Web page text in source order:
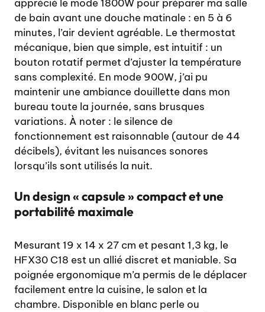
apprécié le mode 1800W pour préparer ma salle
de bain avant une douche matinale : en 5 à 6
minutes, l’air devient agréable. Le thermostat
mécanique, bien que simple, est intuitif : un
bouton rotatif permet d’ajuster la température
sans complexité. En mode 900W, j’ai pu
maintenir une ambiance douillette dans mon
bureau toute la journée, sans brusques
variations. À noter : le silence de
fonctionnement est raisonnable (autour de 44
décibels), évitant les nuisances sonores
lorsqu’ils sont utilisés la nuit.
Un design « capsule » compact et une
portabilité maximale
Mesurant 19 x 14 x 27 cm et pesant 1,3 kg, le
HFX30 C18 est un allié discret et maniable. Sa
poignée ergonomique m’a permis de le déplacer
facilement entre la cuisine, le salon et la
chambre. Disponible en blanc perle ou